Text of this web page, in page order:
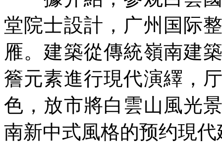
堂院士設計，广州国际
雁。建築從傳統嶺南建
簷元素進行現代演繹，
色，放市將白雲山風光
南新中式風格的预约現